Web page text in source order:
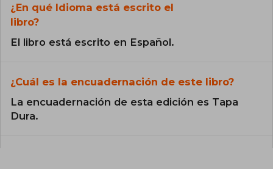
¿En qué Idioma está escrito el
libro?
El libro está escrito en Español.
¿Cuál es la encuadernación de este libro?
La encuadernación de esta edición es Tapa
Dura.